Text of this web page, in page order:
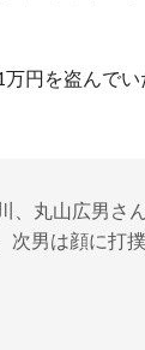
円を盗んで
丸山広男さ
次男は顔に打